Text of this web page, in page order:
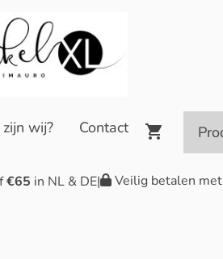
wij? Contact
€65 in NL & DE| Veilig betalen met